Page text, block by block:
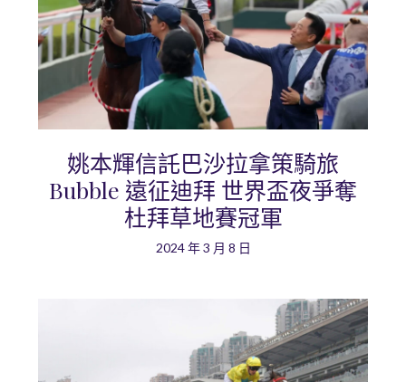
姚本輝信託巴沙拉拿策騎旅
Bubble 遠征迪拜 世界盃夜爭奪
杜拜草地賽冠軍
2024 年 3 月 8 日